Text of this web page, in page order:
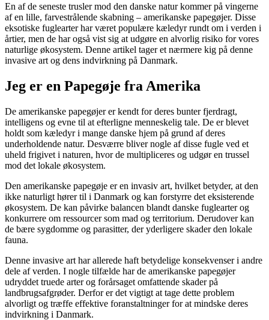
En af de seneste trusler mod den danske natur kommer på vingerne
af en lille, farvestrålende skabning – amerikanske papegøjer. Disse
eksotiske fuglearter har været populære kæledyr rundt om i verden i
årtier, men de har også vist sig at udgøre en alvorlig risiko for vores
naturlige økosystem. Denne artikel tager et nærmere kig på denne
invasive art og dens indvirkning på Danmark.
Jeg er en Papegøje fra Amerika
De amerikanske papegøjer er kendt for deres bunter fjerdragt,
intelligens og evne til at efterligne menneskelig tale. De er blevet
holdt som kæledyr i mange danske hjem på grund af deres
underholdende natur. Desværre bliver nogle af disse fugle ved et
uheld frigivet i naturen, hvor de multipliceres og udgør en trussel
mod det lokale økosystem.
Den amerikanske papegøje er en invasiv art, hvilket betyder, at den
ikke naturligt hører til i Danmark og kan forstyrre det eksisterende
økosystem. De kan påvirke balancen blandt danske fuglearter og
konkurrere om ressourcer som mad og territorium. Derudover kan
de bære sygdomme og parasitter, der yderligere skader den lokale
fauna.
Denne invasive art har allerede haft betydelige konsekvenser i andre
dele af verden. I nogle tilfælde har de amerikanske papegøjer
udryddet truede arter og forårsaget omfattende skader på
landbrugsafgrøder. Derfor er det vigtigt at tage dette problem
alvorligt og træffe effektive foranstaltninger for at mindske deres
indvirkning i Danmark.